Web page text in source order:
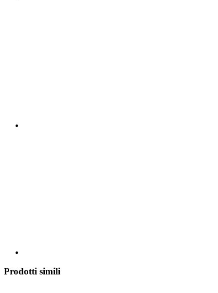
Prodotti simili